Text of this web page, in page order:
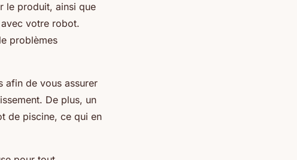
le produit, ainsi que
votre robot.
problèmes
afin de vous assurer
De plus, un
de piscine, ce qui en